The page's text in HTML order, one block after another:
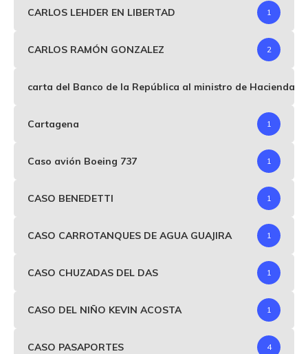
CARLOS LEHDER EN LIBERTAD 1
CARLOS RAMÓN GONZALEZ 2
carta del Banco de la República al ministro de Hacienda
Cartagena 1
Caso avión Boeing 737 1
CASO BENEDETTI 1
CASO CARROTANQUES DE AGUA GUAJIRA 1
CASO CHUZADAS DEL DAS 1
CASO DEL NIÑO KEVIN ACOSTA 1
CASO PASAPORTES 4